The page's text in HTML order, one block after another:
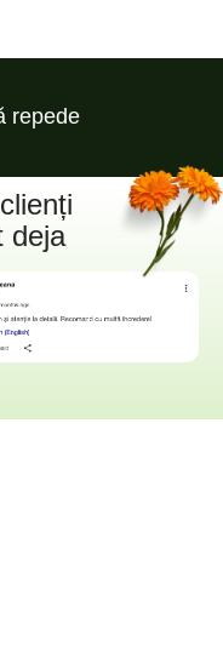
repede
deja